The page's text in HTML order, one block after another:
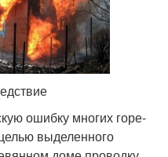
ошибку многих горе-
выделенного